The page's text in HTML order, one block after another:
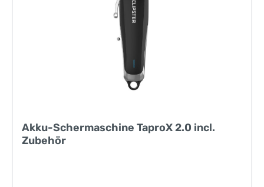
Akku-Schermaschine TaproX 2.0 incl.
Zubehör